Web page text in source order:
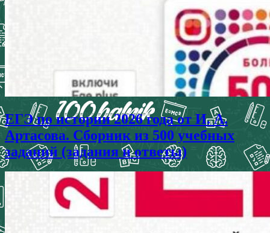
ЕГЭ по истории 2026 года от И. А.
Артасова. Сборник из 500 учебных
заданий (задания и ответы)